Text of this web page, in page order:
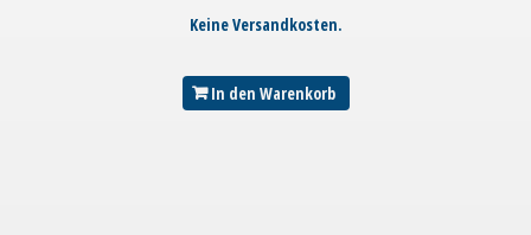
Keine Versandkosten.
In den Warenkorb